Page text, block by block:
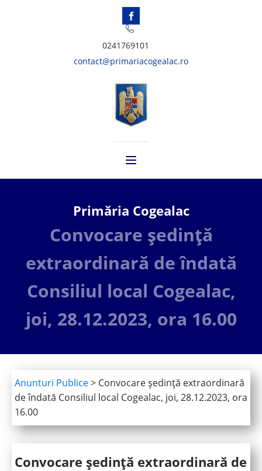
0241769101
contact@primariacogealac.ro
Primăria Cogealac
Convocare ședință
extraordinară de îndată
Consiliul local Cogealac,
joi, 28.12.2023, ora 16.00
Anunturi Publice> Convocare ședință extraordinară
de îndată Consiliul local Cogealac, joi, 28.12.2023, ora
16.00
Convocare ședință extraordinară de